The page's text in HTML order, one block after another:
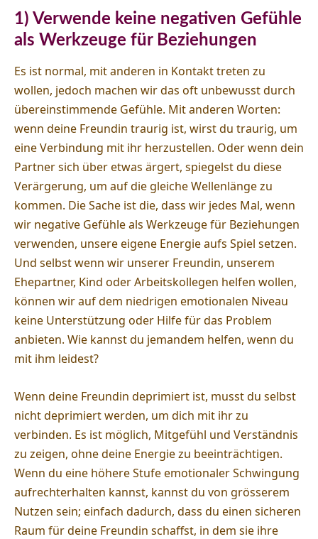
1) Verwende keine negativen Gefühle
als Werkzeuge für Beziehungen
Es ist normal, mit anderen in Kontakt treten zu
wollen, jedoch machen wir das oft unbewusst durch
übereinstimmende Gefühle. Mit anderen Worten:
wenn deine Freundin traurig ist, wirst du traurig, um
eine Verbindung mit ihr herzustellen. Oder wenn dein
Partner sich über etwas ärgert, spiegelst du diese
Verärgerung, um auf die gleiche Wellenlänge zu
kommen. Die Sache ist die, dass wir jedes Mal, wenn
wir negative Gefühle als Werkzeuge für Beziehungen
verwenden, unsere eigene Energie aufs Spiel setzen.
Und selbst wenn wir unserer Freundin, unserem
Ehepartner, Kind oder Arbeitskollegen helfen wollen,
können wir auf dem niedrigen emotionalen Niveau
keine Unterstützung oder Hilfe für das Problem
anbieten. Wie kannst du jemandem helfen, wenn du
mit ihm leidest?
Wenn deine Freundin deprimiert ist, musst du selbst
nicht deprimiert werden, um dich mit ihr zu
verbinden. Es ist möglich, Mitgefühl und Verständnis
zu zeigen, ohne deine Energie zu beeinträchtigen.
Wenn du eine höhere Stufe emotionaler Schwingung
aufrechterhalten kannst, kannst du von grösserem
Nutzen sein; einfach dadurch, dass du einen sicheren
Raum für deine Freundin schaffst, in dem sie ihre